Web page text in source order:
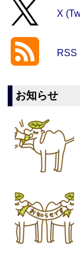
X
RSS
お知らせ